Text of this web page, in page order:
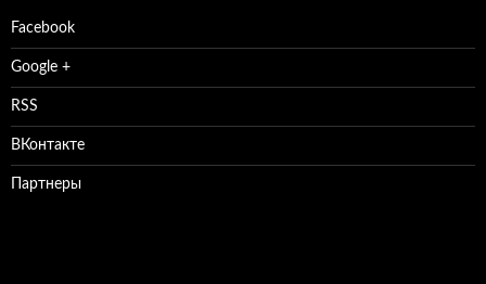
Facebook
Google +
RSS
ВКонтакте
Партнеры